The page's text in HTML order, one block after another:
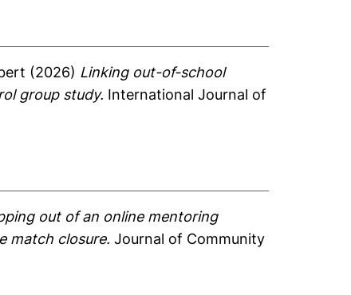
(2026) Linking out-of-school
group study. International Journal of
out of an online mentoring
match closure. Journal of Community